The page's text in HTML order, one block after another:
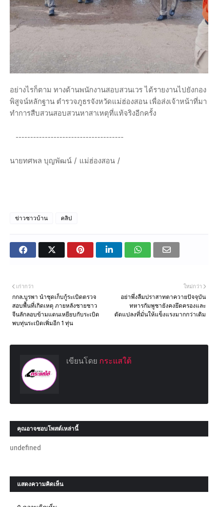
อย่างไรก็ตาม ทางด้านพนักงานสอบสวนเวร ได้รายงานไปยังกอง
พิสูจน์หลักฐาน ตำรวจภูธรจังหวัดแม่ฮ่องสอน เพื่อส่งเจ้าหน้าที่มา
ทำการสืบสวนสอบสวนหาสาเหตุที่แท้จริงอีกครั้ง
-------------------------------------
นายทศพล บุญพัฒน์ / แม่ฮ่องสอน /
ข่าวชาวบ้าน คลิป
ใหม่กว่า
อย่าพึ่งลืมปราสาทตาควายปัจจุบัน
ทหารกัมพูชายังคงยึดครองและ
ดัดแปลงที่มั่นให้แข็งแรงมากกว่าเดิม
เก่ากว่า
กกล.บูรพา นำชุดเก็บกู้ระเบิดตรวจ
สอบพื้นที่เกิดเหตุ ภายหลังชายชาว
จีนลักลอบข้ามแดนเหยียบกับระเบิด
พบทุ่นระเบิดเพิ่มอีก 1 ทุ่น
เขียนโดย กระแสใต้
คุณอาจชอบโพสต์เหล่านี้
undefined
แสดงความคิดเห็น